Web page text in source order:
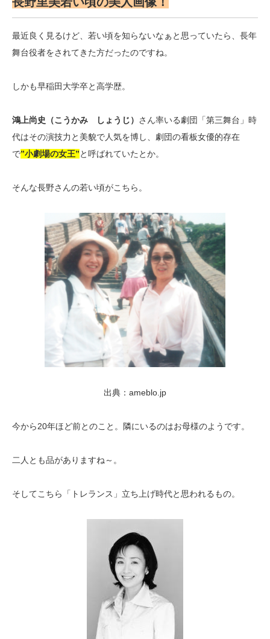
最近良く見るけど、若い頃を知らないなぁと思っていたら、長年
舞台役者をされてきた方だったのですね。
しかも早稲田大学卒と高学歴。
鴻上尚史（こうかみ しょうじ） さん率いる劇団「第三舞台」時
代はその演技力と美貌で人気を博し、劇団の看板女優的存在
で”小劇場の女王”と呼ばれていたとか。
そんな長野さんの若い頃がこちら。
出典：ameblo.jp
今から20年ほど前とのこと。隣にいるのはお母様のようです。
二人とも品がありますね～。
そしてこちら「トレランス」立ち上げ時代と思われるもの。